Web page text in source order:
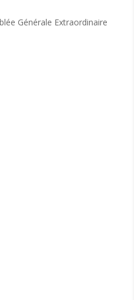
au parking du stade
à côté de l’espace des
par la CAF
06 22 26 81 42
l’
Générale Extraordinaire